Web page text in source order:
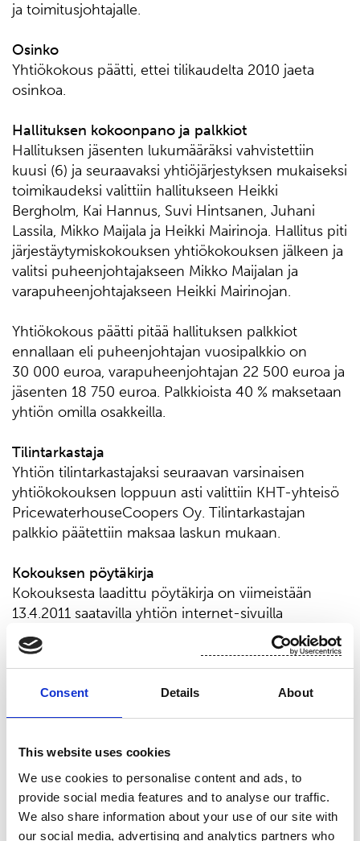
Consent Details About
This website uses cookies
We use cookies to personalise content and ads, to
provide social media features and to analyse our traffic.
We also share information about your use of our site with
our social media, advertising and analytics partners who
ja toimitusjohtajalle.
Osinko
Yhtiökokous päätti, ettei tilikaudelta 2010 jaeta
osinkoa.
Hallituksen kokoonpano ja palkkiot
Hallituksen jäsenten lukumääräksi vahvistettiin
kuusi (6) ja seuraavaksi yhtiöjärjestyksen mukaiseksi
toimikaudeksi valittiin hallitukseen Heikki
Bergholm, Kai Hannus, Suvi Hintsanen, Juhani
Lassila, Mikko Maijala ja Heikki Mairinoja. Hallitus piti
järjestäytymiskokouksen yhtiökokouksen jälkeen ja
valitsi puheenjohtajakseen Mikko Maijalan ja
varapuheenjohtajakseen Heikki Mairinojan.
Yhtiökokous päätti pitää hallituksen palkkiot
ennallaan eli puheenjohtajan vuosipalkkio on
30 000 euroa, varapuheenjohtajan 22 500 euroa ja
jäsenten 18 750 euroa. Palkkioista 40 % maksetaan
yhtiön omilla osakkeilla.
Tilintarkastaja
Yhtiön tilintarkastajaksi seuraavan varsinaisen
yhtiökokouksen loppuun asti valittiin KHT-yhteisö
PricewaterhouseCoopers Oy. Tilintarkastajan
palkkio päätettiin maksaa laskun mukaan.
Kokouksen pöytäkirja
Kokouksesta laadittu pöytäkirja on viimeistään
13.4.2011 saatavilla yhtiön internet-sivuilla
osoitteessa
Tampereella 30.3.2011
SUOMINEN YHTYMÄ OYJ
Petri Rolig
toimitusjohtaja
Lisätietoja: